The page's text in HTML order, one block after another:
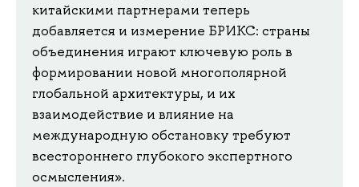
китайскими партнерами теперь
добавляется и измерение БРИКС: страны
объединения играют ключевую роль в
формировании новой многополярной
глобальной архитектуры, и их
взаимодействие и влияние на
международную обстановку требуют
всестороннего глубокого экспертного
осмысления».